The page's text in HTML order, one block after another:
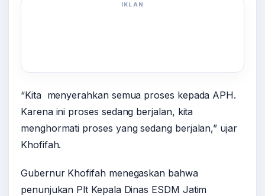
IKLAN
“Kita menyerahkan semua proses kepada APH.
Karena ini proses sedang berjalan, kita
menghormati proses yang sedang berjalan,” ujar
Khofifah.
Gubernur Khofifah menegaskan bahwa
penunjukan Plt Kepala Dinas ESDM Jatim